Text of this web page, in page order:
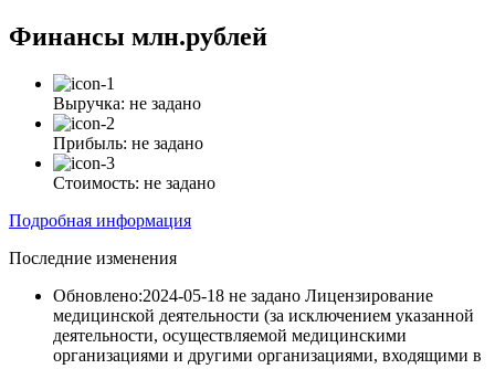
Финансы млн.рублей
Выручка: не задано
Прибыль: не задано
Стоимость: не задано
Подробная информация
Последние изменения
Обновлено:2024-05-18 не задано Лицензирование
медицинской деятельности (за исключением указанной
деятельности, осуществляемой медицинскими
организациями и другими организациями, входящими в